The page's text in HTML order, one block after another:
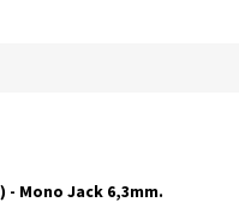
Mono Jack 6,3mm.